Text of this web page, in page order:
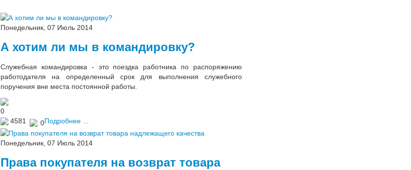
Понедельник, 07 Июль 2014
А хотим ли мы в командировку?
Служебная командировка - это поездка работника по распоряжению
работодателя на определенный срок для выполнения служебного
поручения вне места постоянной работы.
0
4581
0Подробнее ...
Понедельник, 07 Июль 2014
Права покупателя на возврат товара